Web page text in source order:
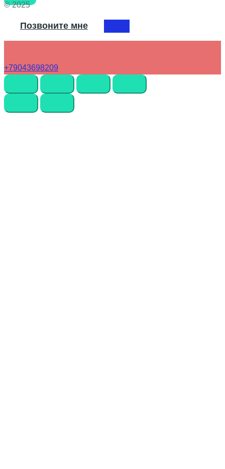
© 2025
Позвоните мне
+79043698209